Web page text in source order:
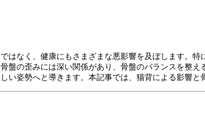
はなく、健康にもさまざまな悪影響を及ぼします。
盤の歪みには深い関係があり、骨盤のバランスを整
い姿勢へと導きます。本記事では、猫背による影響と